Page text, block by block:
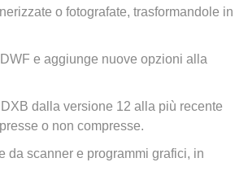
o fotografate, trasformandole in
e aggiunge nuove opzioni alla
dalla versione 12 alla più recente
o non compresse.
da scanner e programmi grafici, in